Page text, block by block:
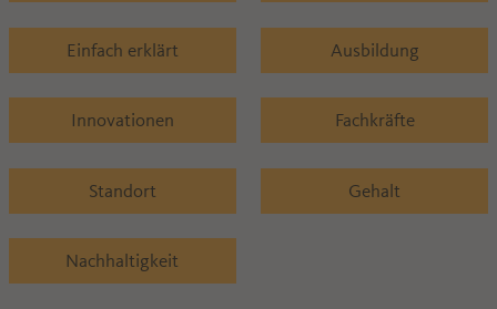
Einfach erklärt Ausbildung
Innovationen Fachkräfte
Standort Gehalt
Nachhaltigkeit